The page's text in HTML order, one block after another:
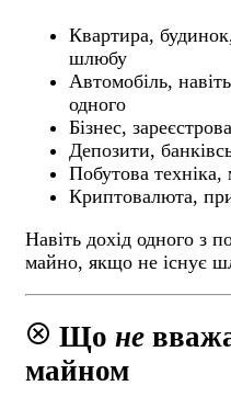
Квартира,
шлюбу
Автомобіль,
одного
Бізнес,
Депозити,
Побутова техніка,
Криптовалюта,
Навіть дохід одного з
майно, якщо не існує
cancel Що не
майном